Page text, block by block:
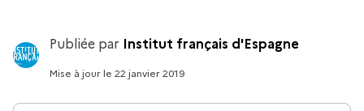
Publiée par Institut français d'Espagne
Mise à jourle 22 janvier 2019